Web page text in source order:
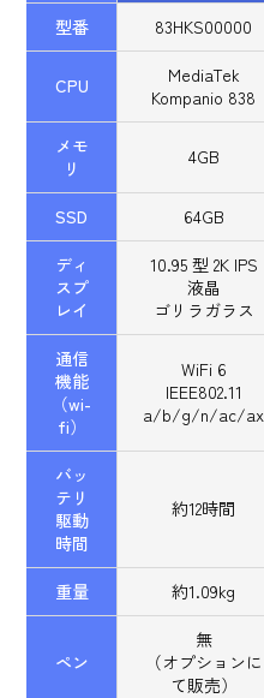
型番 83HKS00000
CPU
MediaTek
Kompanio 838
メモ
リ
4GB
SSD 64GB
ディ
スプ
レイ
10.95 型 2K IPS
液晶
ゴリラガラス
通信
機能
（wi-
fi）
WiFi 6
IEEE802.11
a/b/g/n/ac/ax
バッ
テリ
駆動
時間
約12時間
重量 約1.09kg
ペン
無
（オプションに
て販売）